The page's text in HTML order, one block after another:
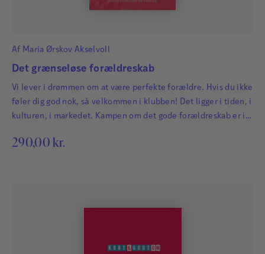
Af Maria Ørskov Akselvoll
Det grænseløse forældreskab
Vi lever i drømmen om at være perfekte forældre. Hvis du ikke
føler dig god nok, så velkommen i klubben! Det ligger i tiden, i
kulturen, i markedet. Kampen om det gode forældreskab er i
290,00 kr.